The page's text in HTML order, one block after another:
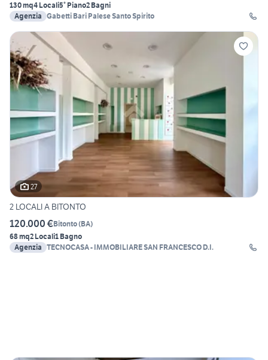
130 mq4 Locali5° Piano2 Bagni
Agenzia Gabetti Bari Palese Santo Spirito
27
2 LOCALI A BITONTO
120.000 €Bitonto(BA)
68 mq2 Locali1 Bagno
Agenzia TECNOCASA - IMMOBILIARE SAN FRANCESCO D.I.